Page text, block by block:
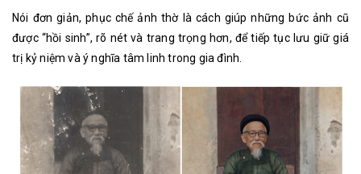
Nói đơn giản, phục chế ảnh thờ là cách giúp những bức ảnh cũ
được “hồi sinh”, rõ nét và trang trọng hơn, để tiếp tục lưu giữ giá
trị kỷ niệm và ý nghĩa tâm linh trong gia đình.